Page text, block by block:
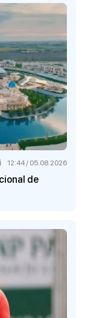
de
12:44 / 05.08.2026